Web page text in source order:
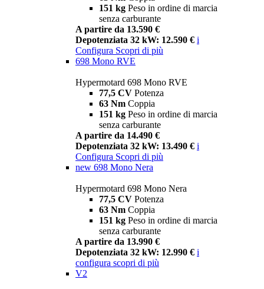
151 kg Peso in ordine di marcia
senza carburante
A partire da 13.590 €
Depotenziata 32 kW: 12.590 € i
Configura Scopri di più
698 Mono RVE
Hypermotard 698 Mono RVE
77,5 CV Potenza
63 Nm Coppia
151 kg Peso in ordine di marcia
senza carburante
A partire da 14.490 €
Depotenziata 32 kW: 13.490 € i
Configura Scopri di più
new 698 Mono Nera
Hypermotard 698 Mono Nera
77,5 CV Potenza
63 Nm Coppia
151 kg Peso in ordine di marcia
senza carburante
A partire da 13.990 €
Depotenziata 32 kW: 12.990 € i
configura scopri di più
V2